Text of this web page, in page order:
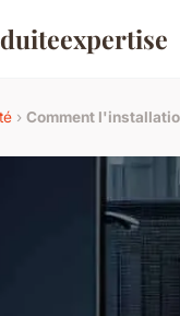
› Comment